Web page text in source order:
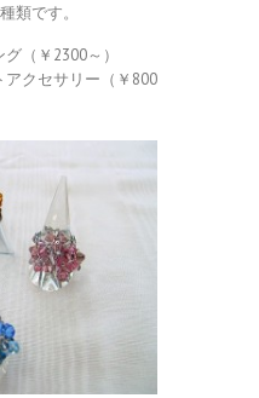
類です。
（￥2300～）
クセサリー（￥800